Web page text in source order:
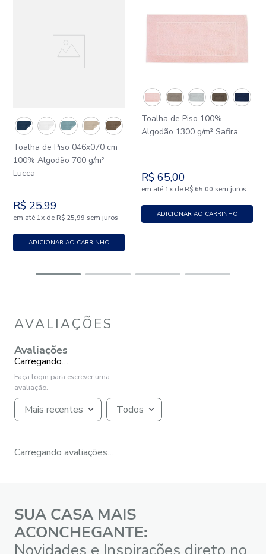
Toalha de Piso 046x070 cm
100% Algodão 700 g/m²
Lucca
R$ 25,99
em até 1x de R$ 25,99 sem juros
ADICIONAR AO CARRINHO
Toalha de Piso 100%
Algodão 1300 g/m² Safira
R$ 65,00
em até 1x de R$ 65,00 sem juros
ADICIONAR AO CARRINHO
AVALIAÇÕES
Avaliações
Carregando…
Faça login para escrever uma
avaliação.
Mais recentes Todos
Carregando avaliações…
SUA CASA MAIS
ACONCHEGANTE: